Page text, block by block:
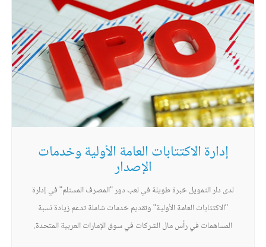
إدارة الاكتتابات العامة الأولية وخدمات
الإصدار
لدى دار التمويل خبرة طويلة في لعب دور "المصرف المستلم" في إدارة
"الاكتتابات العامة الأولية" وتقديم خدمات شاملة تدعم زيادة نسبة
المساهمات في رأس مال الشركات في سوق الإمارات العربية المتحدة.